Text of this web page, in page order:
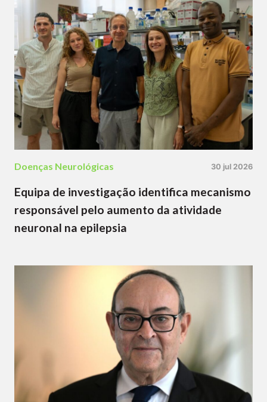
Doenças Neurológicas 30 jul 2026
Equipa de investigação identifica mecanismo
responsável pelo aumento da atividade
neuronal na epilepsia